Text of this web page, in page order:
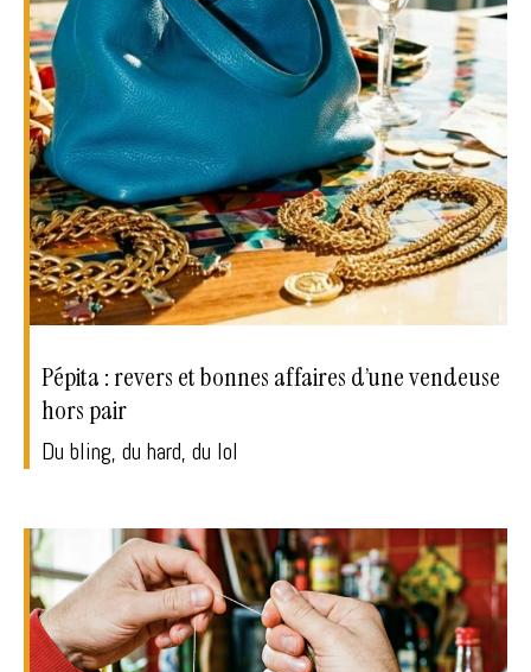
Pépita : revers et bonnes affaires d’une vendeuse
hors pair
Du bling, du hard, du lol